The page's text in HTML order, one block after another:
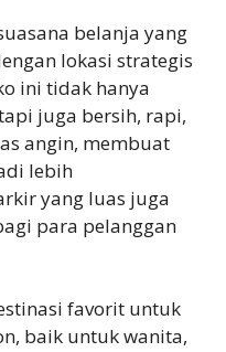
belanja yang
lokasi strategis
ini tidak hanya
juga bersih, rapi,
angin, membuat
lebih
yang luas juga
para pelanggan
favorit untuk
baik untuk wanita,